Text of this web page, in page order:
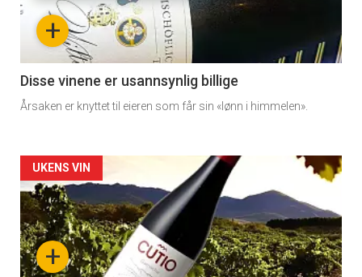
-
section
11
Dagens
rett
2
+
Disse vinene er usannsynlig billige
Årsaken er knyttet til eieren som får sin «lønn i himmelen».
Artikler
detail
-
+
UKENS VIN